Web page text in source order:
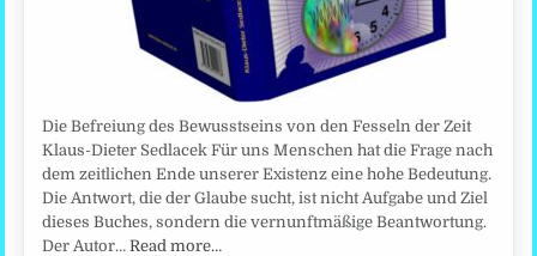
Die Befreiung des Bewusstseins von den Fesseln der Zeit
Klaus-Dieter Sedlacek Für uns Menschen hat die Frage nach
dem zeitlichen Ende unserer Existenz eine hohe Bedeutung.
Die Antwort, die der Glaube sucht, ist nicht Aufgabe und Ziel
dieses Buches, sondern die vernunftmäßige Beantwortung.
Der Autor…Read more…